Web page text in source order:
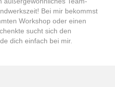
Bei mir bekommst
Workshop oder einen
sucht sich den
dich einfach bei mir.